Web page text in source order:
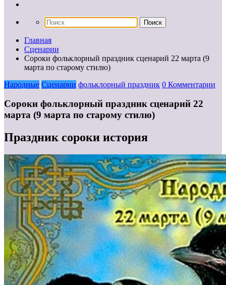
Главная
Сценарии
Сороки фольклорный праздник сценарий 22 марта (9
марта по старому стилю)
Народные Сценарии фольклорный праздник 0 Комментарии
Сороки фольклорный праздник сценарий 22
марта (9 марта по старому стилю)
Праздник сороки история